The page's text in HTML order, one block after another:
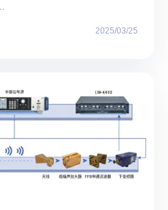
2025/03/25